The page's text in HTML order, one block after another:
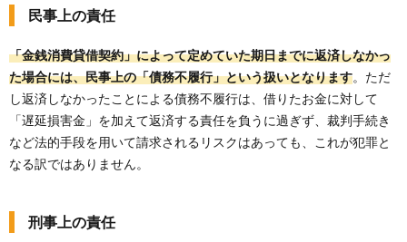
民事上の責任
「金銭消費貸借契約」によって定めていた期日までに返済しなかっ
た場合には、民事上の「債務不履行」という扱いとなります。ただ
し返済しなかったことによる債務不履行は、借りたお金に対して
「遅延損害金」を加えて返済する責任を負うに過ぎず、裁判手続き
など法的手段を用いて請求されるリスクはあっても、これが犯罪と
なる訳ではありません。
刑事上の責任